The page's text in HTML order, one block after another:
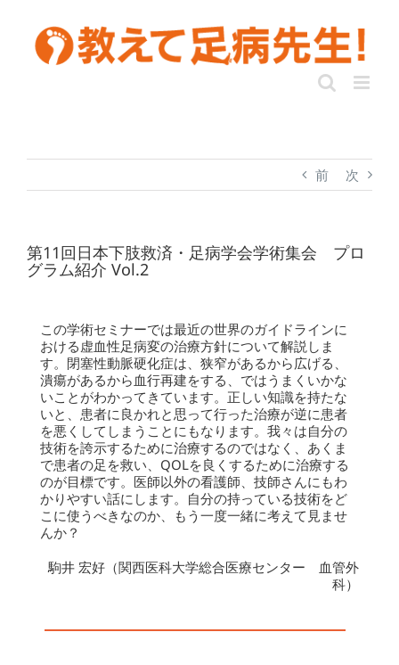
前 次
第11回日本下肢救済・足病学会学術集会 プロ
グラム紹介 Vol.2
この学術セミナーでは最近の世界のガイドラインに
おける虚血性足病変の治療方針について解説しま
す。閉塞性動脈硬化症は、狭窄があるから広げる、
潰瘍があるから血行再建をする、ではうまくいかな
いことがわかってきています。正しい知識を持たな
いと、患者に良かれと思って行った治療が逆に患者
を悪くしてしまうことにもなります。我々は自分の
技術を誇示するために治療するのではなく、あくま
で患者の足を救い、QOLを良くするために治療する
のが目標です。医師以外の看護師、技師さんにもわ
かりやすい話にします。自分の持っている技術をど
こに使うべきなのか、もう一度一緒に考えて見ませ
んか？
駒井 宏好（関西医科大学総合医療センター 血管外
科）